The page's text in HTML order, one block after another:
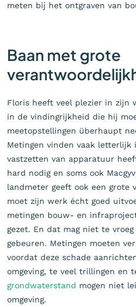
meten bij het ontgraven van
Baan met grote
Floris heeft veel plezier in zijn
in de vindingrijkheid die hij
meetopstellingen überhaupt
Metingen vinden vaak
vastzetten van apparatuur
hard nodig en soms ook
landmeter geeft ook een grote
moet zijn werk écht goed
metingen bouw- en
gezet. En dat mag niet te
gebeuren. Metingen moeten
voordat deze schade
omgeving, te veel trillingen en
grondwaterstand mogen niet
omgeving.